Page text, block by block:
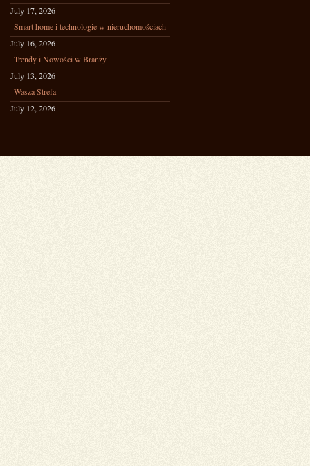
July 17, 2026
Smart home i technologie w nieruchomościach
July 16, 2026
Trendy i Nowości w Branży
July 13, 2026
Wasza Strefa
July 12, 2026